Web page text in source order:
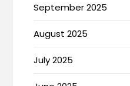
September 2025
August 2025
July 2025